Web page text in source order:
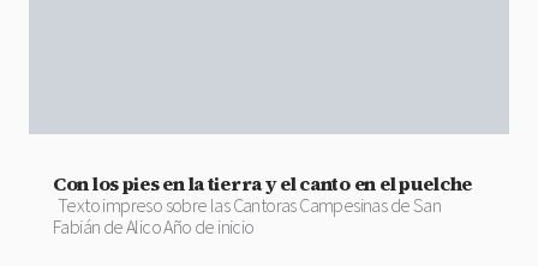
Con los pies en la tierra y el canto en el puelche
Texto impreso sobre las Cantoras Campesinas de San
Fabián de Alico Año de inicio